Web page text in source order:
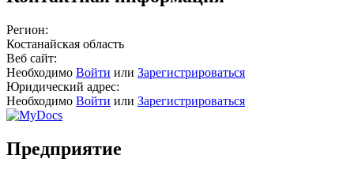
Регион:
Костанайская область
Веб сайт:
Необходимо Войти или Зарегистрироваться
Юридический адрес:
Необходимо Войти или Зарегистрироваться
Предприятие